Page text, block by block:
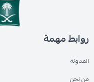
روابط مهمة
المدونة
من نحن